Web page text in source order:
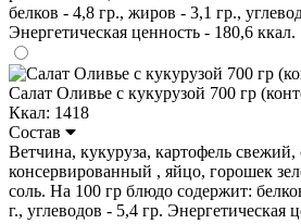
белков - 4,8 гр., жиров - 3,1 гр.,
Энергетическая ценность - 180,6 ккал.
Салат Оливье с кукурузой 700 гр
Ккал: 1418
Состав
Ветчина, кукуруза, картофель свежий,
консервированный , яйцо, горошек
соль. На 100 гр блюдо содержит:
г., углеводов - 5,4 гр. Энергетическая